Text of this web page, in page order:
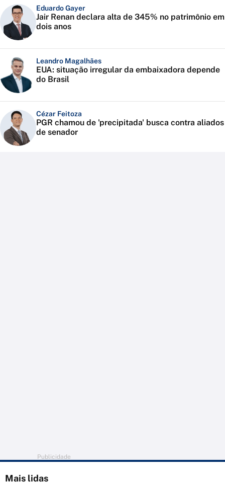
Eduardo Gayer
Jair Renan declara alta de 345% no patrimônio em
dois anos
Leandro Magalhães
EUA: situação irregular da embaixadora depende
do Brasil
Cézar Feitoza
PGR chamou de 'precipitada' busca contra aliados
de senador
Publicidade
Mais lidas